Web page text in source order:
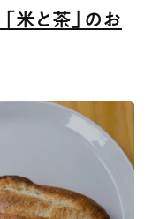
米と茶」のお